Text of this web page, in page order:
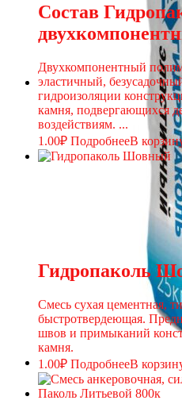
Состав
Двухкомпонентный
эластичный,
гидроизоляции
камня, подвергающихся
воздействиям. ...
1.00₽ ПодробнееВ
Гидропаколь
Смесь сухая цементная,
быстротвердеющая.
швов и примыканий
камня.
1.00₽ ПодробнееВ